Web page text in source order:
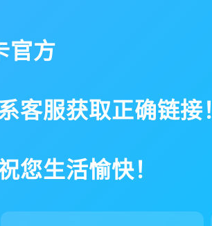
官方
客服获取正确链接！
您生活愉快！